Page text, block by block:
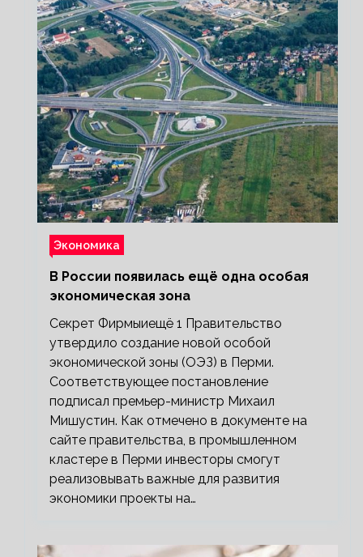
Экономика
В России появилась ещё одна особая
экономическая зона
Секрет Фирмыиещё 1 Правительство
утвердило создание новой особой
экономической зоны (ОЭЗ) в Перми.
Соответствующее постановление
подписал премьер-министр Михаил
Мишустин. Как отмечено в документе на
сайте правительства, в промышленном
кластере в Перми инвесторы смогут
реализовывать важные для развития
экономики проекты на…